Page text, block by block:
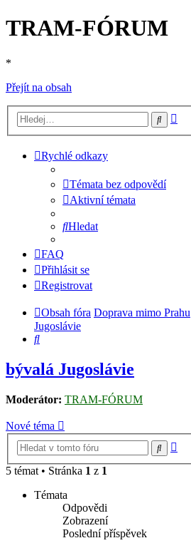
TRAM-FÓRUM
*
Přejít na obsah
Hledat
Rychlé odkazy
Témata bez odpovědí
Aktivní témata
Hledat
FAQ
Přihlásit se
Registrovat
Obsah fóra Doprava mimo Prahu
Jugoslávie
Hledat
bývalá Jugoslávie
Moderátor: TRAM-FÓRUM
Nové téma
Hledat
5 témat • Stránka 1 z 1
Témata
Odpovědi
Zobrazení
Poslední příspěvek